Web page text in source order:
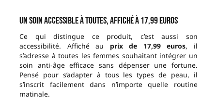
Un soin accessible à toutes, affiché à 17,99 euros
Ce qui distingue ce produit, c’est aussi son
accessibilité. Affiché au prix de 17,99 euros, il
s’adresse à toutes les femmes souhaitant intégrer un
soin anti-âge efficace sans dépenser une fortune.
Pensé pour s’adapter à tous les types de peau, il
s’inscrit facilement dans n’importe quelle routine
matinale.